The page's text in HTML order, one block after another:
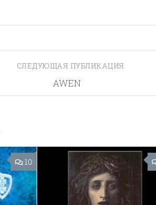
СЛЕДУЮЩАЯ ПУБЛИКАЦИЯ
AWEN
10